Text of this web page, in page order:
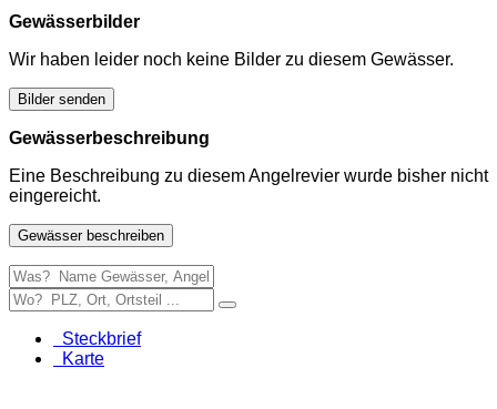
Gewässerbilder
Wir haben leider noch keine Bilder zu diesem Gewässer.
Bilder senden
Gewässerbeschreibung
Eine Beschreibung zu diesem Angelrevier wurde bisher nicht
eingereicht.
Gewässer beschreiben
Steckbrief
Karte